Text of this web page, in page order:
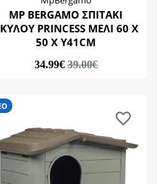
MP BERGAMO ΣΠΙΤΑΚΙ
PRINCESS ΜΕΛΙ 60 Χ
50 Χ Υ41CM
34.99€39.00€